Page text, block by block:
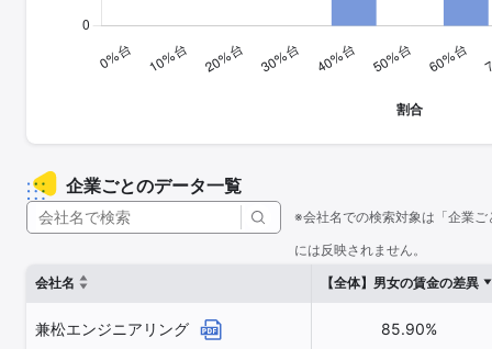
企業ごとのデータ一覧
※会社名での検索対象は「企業
には反映されません。
会社名
【全体】男女の賃金の差異
兼松エンジニアリング 85.90%